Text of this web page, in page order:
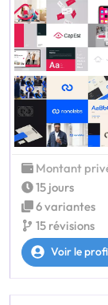
Montant
15 jours
6 variantes
15 révisions
Voir le